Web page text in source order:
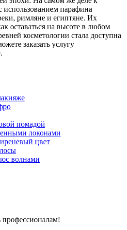
парафина
римляне и египтяне. Их
оставаться на высоте в любом
косметологии стала доступна
заказать услугу
профессионалам!